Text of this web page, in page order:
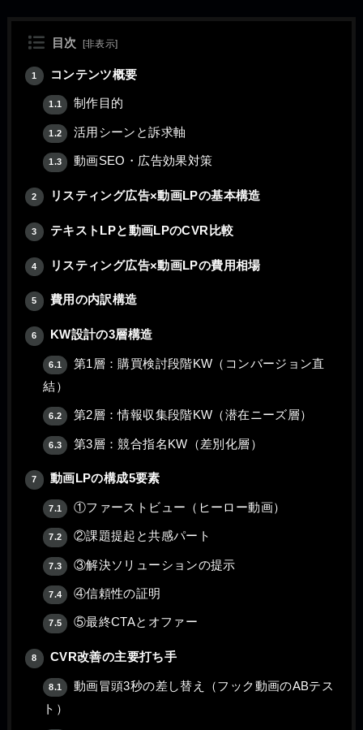
目次 [非表示]
1 コンテンツ概要
1.1 制作目的
1.2 活用シーンと訴求軸
1.3 動画SEO・広告効果対策
2 リスティング広告×動画LPの基本構造
3 テキストLPと動画LPのCVR比較
4 リスティング広告×動画LPの費用相場
5 費用の内訳構造
6 KW設計の3層構造
6.1
第1層：購買検討段階KW（コンバージョン直
結）
6.2 第2層：情報収集段階KW（潜在ニーズ層）
6.3 第3層：競合指名KW（差別化層）
7 動画LPの構成5要素
7.1 ①ファーストビュー（ヒーロー動画）
7.2 ②課題提起と共感パート
7.3 ③解決ソリューションの提示
7.4 ④信頼性の証明
7.5 ⑤最終CTAとオファー
8 CVR改善の主要打ち手
8.1
動画冒頭3秒の差し替え（フック動画のABテス
ト）